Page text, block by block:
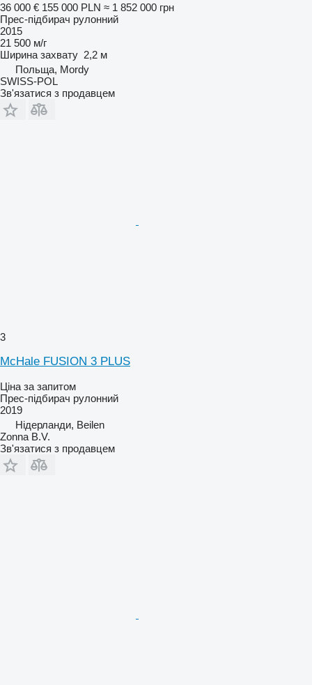
36 000 € 155 000 PLN ≈ 1 852 000 грн
Прес-підбирач рулонний
2015
21 500 м/г
Ширина захвату 2,2 м
Польща, Mordy
SWISS-POL
Зв'язатися з продавцем
3
McHale FUSION 3 PLUS
Ціна за запитом
Прес-підбирач рулонний
2019
Нідерланди, Beilen
Zonna B.V.
Зв'язатися з продавцем